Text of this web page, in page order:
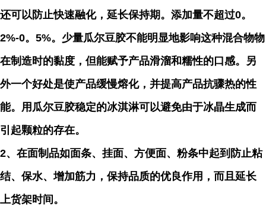
还可以防止快速融化，延长保持期。添加量不超过0。
2%-0。5%。少量瓜尔豆胶不能明显地影响这种混合物物
在制造时的黏度，但能赋予产品滑溜和糯性的口感。另
外一个好处是使产品缓慢熔化，并提高产品抗骤热的性
能。用瓜尔豆胶稳定的冰淇淋可以避免由于冰晶生成而
引起颗粒的存在。
2、在面制品如面条、挂面、方便面、粉条中起到防止粘
结、保水、增加筋力，保持品质的优良作用，而且延长
上货架时间。